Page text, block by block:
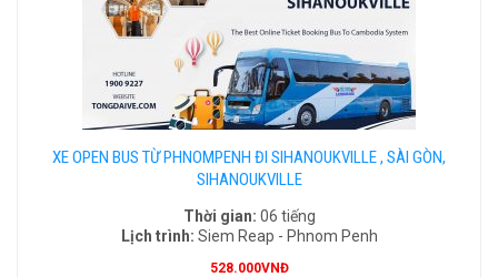
XE OPEN BUS TỪ PHNOMPENH ĐI SIHANOUKVILLE , SÀI GÒN,
SIHANOUKVILLE
Thời gian: 06 tiếng
Lịch trình: Siem Reap - Phnom Penh
528.000VNĐ